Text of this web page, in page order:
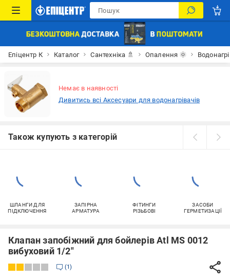
Епіцентр К Каталог Сантехніка 🚿 Опалення 🌞
Немає в наявності
Дивитись всі Аксесуари для водонагрівачів
Також купують з категорій
ШЛАНГИ ДЛЯ
ПІДКЛЮЧЕННЯ
ЗАПІРНА
АРМАТУРА
ФІТИНГИ
РІЗЬБОВІ
ЗАСОБИ
ГЕРМЕТИЗАЦІЇ
Клапан запобіжний для бойлерів Atl MS 0012
вибуховий 1/2"
1